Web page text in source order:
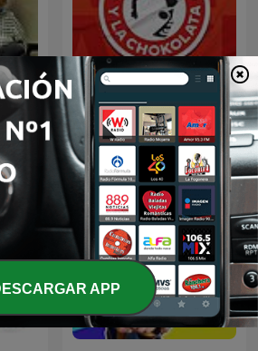
Erazno y La Chokolata El
Podcast
APP